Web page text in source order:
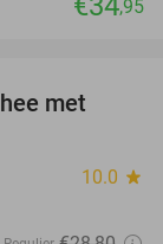
,95
met
10.0 star